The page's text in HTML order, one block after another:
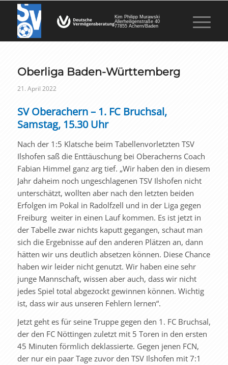
Kim Philipp Murawski
Allerheiligenstraße 40
77855 Achern/Baden
Oberliga Baden-Württemberg
21. April 2022
SV Oberachern – 1. FC Bruchsal,
Samstag, 15.30 Uhr
Nach der 1:5 Klatsche beim Tabellenvorletzten TSV
Ilshofen saß die Enttäuschung bei Oberacherns Coach
Fabian Himmel ganz arg tief. „Wir haben den in diesem
Jahr daheim noch ungeschlagenen TSV Ilshofen nicht
unterschätzt, wollten aber nach den letzten beiden
Erfolgen im Pokal in Radolfzell und in der Liga gegen
Freiburg weiter in einen Lauf kommen. Es ist jetzt in
der Tabelle zwar nichts kaputt gegangen, schaut man
sich die Ergebnisse auf den anderen Plätzen an, dann
hätten wir uns deutlich absetzen können. Diese Chance
haben wir leider nicht genutzt. Wir haben eine sehr
junge Mannschaft, wissen aber auch, dass wir nicht
jedes Spiel total abgezockt gewinnen können. Wichtig
ist, dass wir aus unseren Fehlern lernen“.
Jetzt geht es für seine Truppe gegen den 1. FC Bruchsal,
der den FC Nöttingen zuletzt mit 5 Toren in den ersten
45 Minuten förmlich deklassierte. Gegen jenen FCN,
der nur ein paar Tage zuvor den TSV Ilshofen mit 7:1